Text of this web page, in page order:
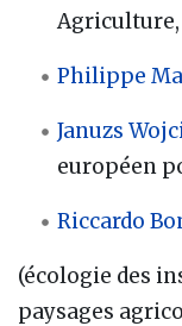
Agriculture,
Philippe
Januzs
européen
Riccardo
(écologie des
paysages